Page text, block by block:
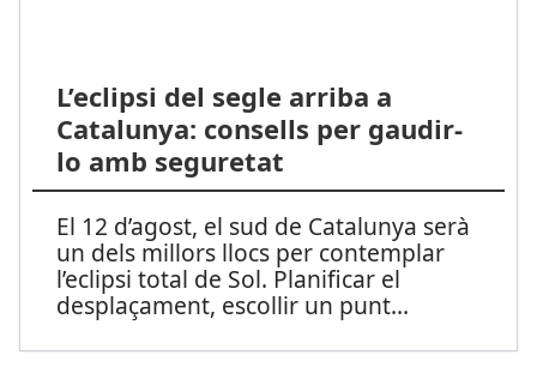
L’eclipsi del segle arriba a
Catalunya: consells per gaudir-
lo amb seguretat
El 12 d’agost, el sud de Catalunya serà
un dels millors llocs per contemplar
l’eclipsi total de Sol. Planificar el
desplaçament, escollir un punt...